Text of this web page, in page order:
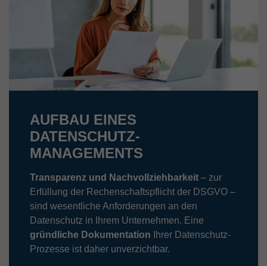
AUFBAU EINES
DATENSCHUTZ-
MANAGEMENTS
Transparenz und Nachvollziehbarkeit – zur
Erfüllung der Rechenschaftspflicht der DSGVO –
sind wesentliche Anforderungen an den
Datenschutz in Ihrem Unternehmen. Eine
gründliche Dokumentation Ihrer Datenschutz-
Prozesse ist daher unverzichtbar.